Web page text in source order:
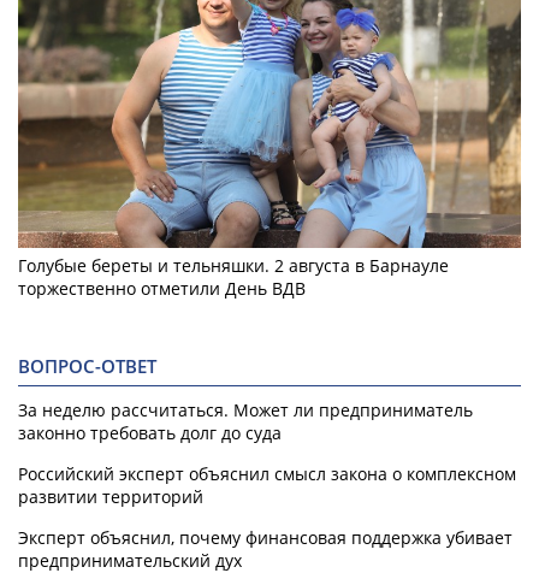
Голубые береты и тельняшки. 2 августа в Барнауле
торжественно отметили День ВДВ
ВОПРОС-ОТВЕТ
За неделю рассчитаться. Может ли предприниматель
законно требовать долг до суда
Российский эксперт объяснил смысл закона о комплексном
развитии территорий
Эксперт объяснил, почему финансовая поддержка убивает
предпринимательский дух